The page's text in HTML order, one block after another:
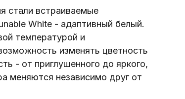
стали встраиваемые
White - адаптивный белый.
температурой и
изменять цветность
- от приглушенного до яркого,
меняются независимо друг от